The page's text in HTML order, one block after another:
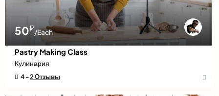
50₽/Each
Pastry Making Class
Кулинария
4 -2 Отзывы